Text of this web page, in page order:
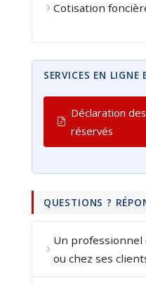
Cotisation
SERVICES EN LIGNE
Déclaration
réservés
QUESTIONS ?
Un professionnel
ou chez ses